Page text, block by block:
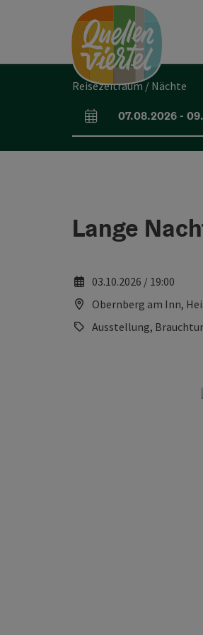
Zum InhaltAccesskey
[0]
Zur NavigationAccesskey
Zum Seitenanfang Accesskey
Reisezeitraum / Nächte
An- und Abreisefelder
07.08.2026-
Lange
03.10.2026 / 19:00
Obernberg am Inn,
Ausstellung,